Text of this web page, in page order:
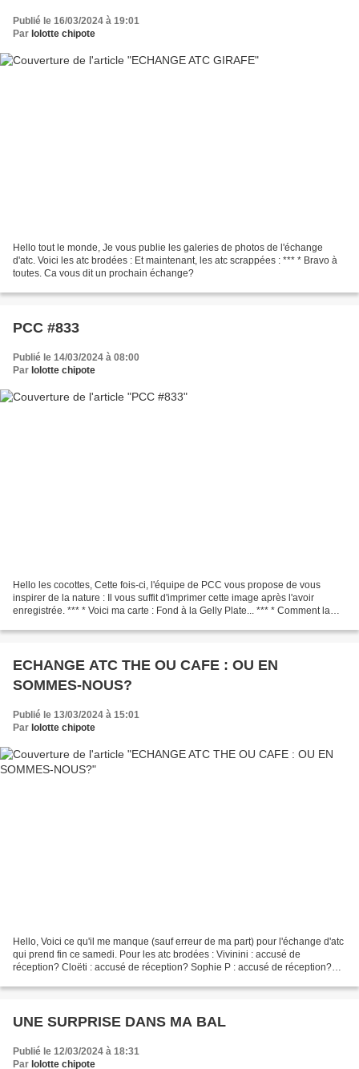
Publié le 16/03/2024 à 19:01
Par lolotte chipote
Hello tout le monde, Je vous publie les galeries de photos de l'échange
d'atc. Voici les atc brodées : Et maintenant, les atc scrappées : *** * Bravo à
toutes. Ca vous dit un prochain échange?
PCC #833
Publié le 14/03/2024 à 08:00
Par lolotte chipote
Hello les cocottes, Cette fois-ci, l'équipe de PCC vous propose de vous
inspirer de la nature : Il vous suffit d'imprimer cette image après l'avoir
enregistrée. *** * Voici ma carte : Fond à la Gelly Plate... *** * Comment la
ECHANGE ATC THE OU CAFE : OU EN
SOMMES-NOUS?
Publié le 13/03/2024 à 15:01
Par lolotte chipote
Hello, Voici ce qu'il me manque (sauf erreur de ma part) pour l'échange d'atc
qui prend fin ce samedi. Pour les atc brodées : Vivinini : accusé de
réception? Cloëti : accusé de réception? Sophie P : accusé de réception?
UNE SURPRISE DANS MA BAL
Publié le 12/03/2024 à 18:31
Par lolotte chipote